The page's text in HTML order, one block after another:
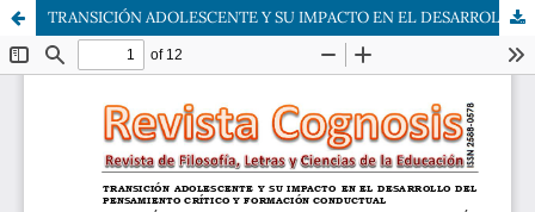
TRANSICIÓN ADOLESCENTE Y SU IMPACTO EN EL DESARROLLO DEL PENSAMIENTO CRÍTICO Y FORMACIÓN CONDUCTUAL